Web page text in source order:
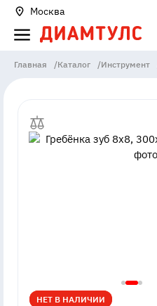
Москва
Главная /Каталог /Инструмент
НЕТ В НАЛИЧИИ
НЕТ В НАЛИЧИИ